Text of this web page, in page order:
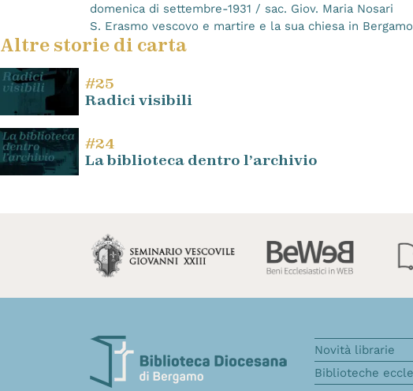
domenica di settembre-1931 / sac. Giov. Maria Nosari
S. Erasmo vescovo e martire e la sua chiesa in
Altre storie di carta
#25
Radici visibili
#24
La biblioteca dentro l’archivio
Novità librarie
Biblioteche